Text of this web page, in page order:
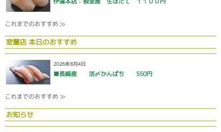
これまでのおすすめ ≫
室蘭店 本日のおすすめ
2026年8月4日
■長崎産 活〆かんぱち 550円
これまでのおすすめ ≫
お知らせ